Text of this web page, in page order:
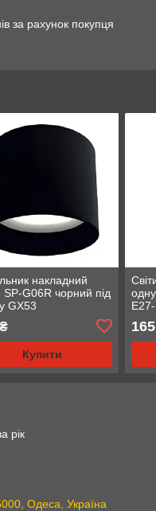
за рахунок покупця
накладний
SP-G06R чорний під
GX53
Купити
165
рік
Одеса, Україна